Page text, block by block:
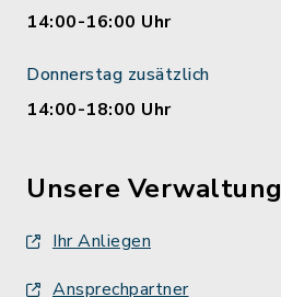
14:00-16:00 Uhr
Donnerstag zusätzlich
14:00-18:00 Uhr
Unsere Verwaltung
Ihr Anliegen
Ansprechpartner